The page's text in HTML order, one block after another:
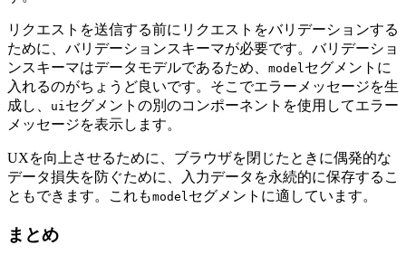
リクエストを送信する前にリクエストをバリデーションする
ために、バリデーションスキーマが必要です。バリデーショ
ンスキーマはデータモデルであるため、 modelセグメントに
入れるのがちょうど良いです。そこでエラーメッセージを生
成し、
uiセグメントの別のコンポーネントを使用してエラー
メッセージを表示します。
UXを向上させるために、ブラウザを閉じたときに偶発的な
データ損失を防ぐために、入力データを永続的に保存するこ
ともできます。これもmodelセグメントに適しています。
まとめ